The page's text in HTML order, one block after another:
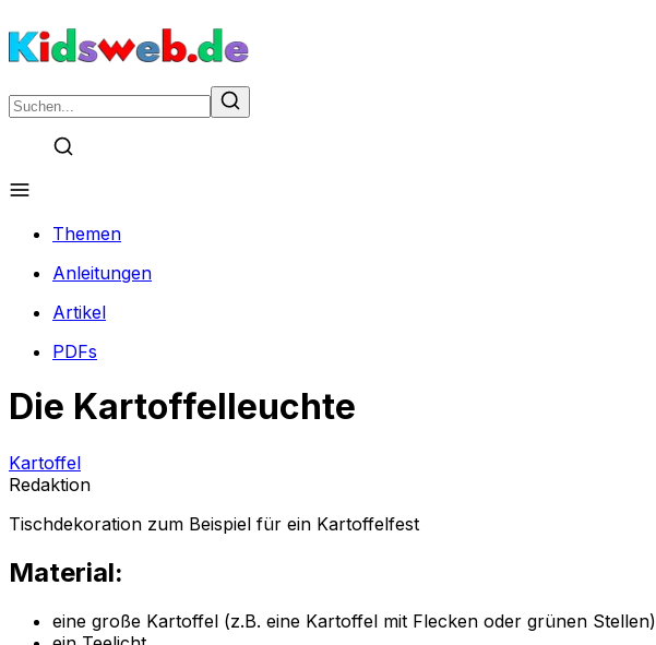
Themen
Anleitungen
Artikel
PDFs
Die Kartoffelleuchte
Kartoffel
Redaktion
Tischdekoration zum Beispiel für ein Kartoffelfest
Material:
eine große Kartoffel (z.B. eine Kartoffel mit Flecken oder grünen Stellen)